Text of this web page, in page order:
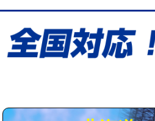
給水管工事※（土の掘削・埋め戻し
業)
用（追加）/3ｍ超え)